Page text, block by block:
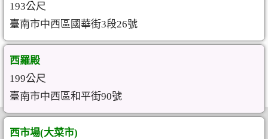
193公尺
臺南市中西區國華街3段26號
西羅殿
199公尺
臺南市中西區和平街90號
西市場(大菜市)